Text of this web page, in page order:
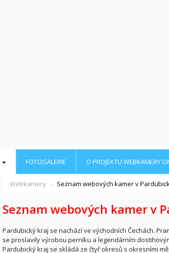
FOTOGALERIE O PROJEKTU WEBKAMERY
Webkamery Seznam webových kamer v
Seznam webových kamer v
Pardubický kraj se nachází ve východních Čechách.
se proslavily výrobou perníku a legendárním
Pardubický kraj se skládá ze čtyř okresů s okresními